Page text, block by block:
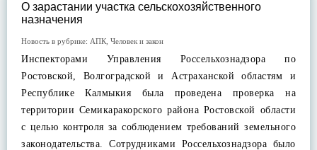
О зарастании участка сельскохозяйственного
назначения
Новость в рубрике: АПК Человек и закон
Инспекторами Управления Россельхознадзора по
Ростовской, Волгоградской и Астраханской областям и
Республике Калмыкия была проведена проверка на
территории Семикаракорского района Ростовской области
с целью контроля за соблюдением требований земельного
законодательства. Сотрудниками Россельхознадзора было